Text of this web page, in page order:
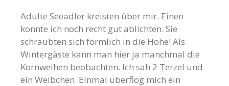
Adulte Seeadler kreisten über mir. Einen
konnte ich noch recht gut ablichten. Sie
schraubten sich förmlich in die Höhe! Als
Wintergäste kann man hier ja manchmal die
Kornweihen beobachten. Ich sah 2 Terzel und
ein Weibchen. Einmal überflog mich ein